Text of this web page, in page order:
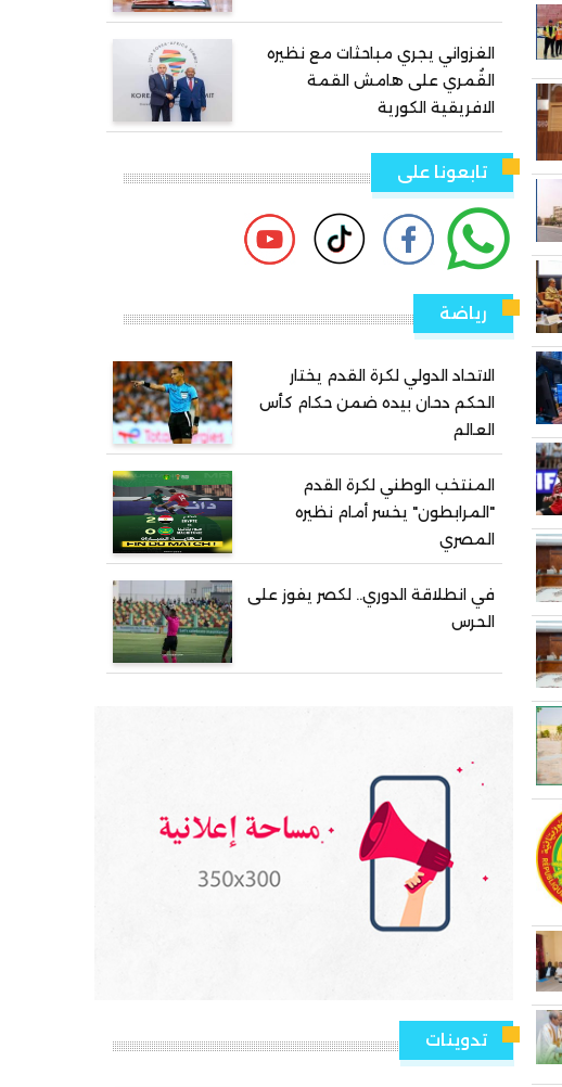
الغزواني يجري مباحثات مع نظيره
القُمري على هامش القمة
الافريقية الكورية
تابعونا على
رياضة
الاتحاد الدولي لكرة القدم يختار
الحكم دحان بيده ضمن حكام كأس
العالم
المنتخب الوطني لكرة القدم
"المرابطون" يخسر أمام نظيره
المصري
في انطلاقة الدوري.. لكصر يفوز على
الحرس
تدوينات